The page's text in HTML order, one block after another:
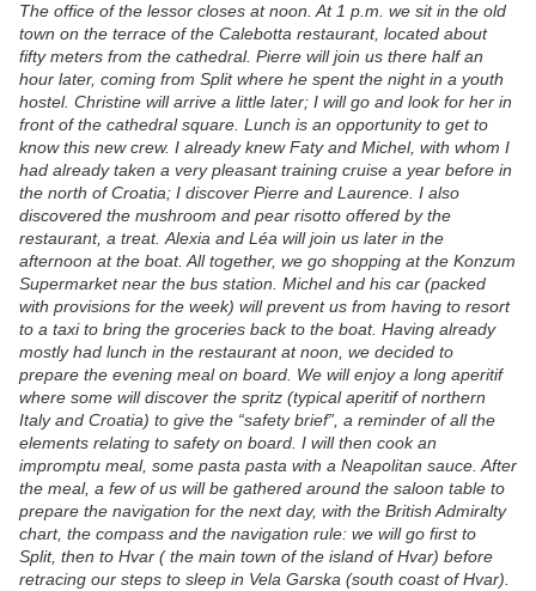
The office of the lessor closes at noon. At 1 p.m. we sit in the old
town on the terrace of the Calebotta restaurant, located about
fifty meters from the cathedral. Pierre will join us there half an
hour later, coming from Split where he spent the night in a youth
hostel. Christine will arrive a little later; I will go and look for her in
front of the cathedral square. Lunch is an opportunity to get to
know this new crew. I already knew Faty and Michel, with whom I
had already taken a very pleasant training cruise a year before in
the north of Croatia; I discover Pierre and Laurence. I also
discovered the mushroom and pear risotto offered by the
restaurant, a treat. Alexia and Léa will join us later in the
afternoon at the boat. All together, we go shopping at the Konzum
Supermarket near the bus station. Michel and his car (packed
with provisions for the week) will prevent us from having to resort
to a taxi to bring the groceries back to the boat. Having already
mostly had lunch in the restaurant at noon, we decided to
prepare the evening meal on board. We will enjoy a long aperitif
where some will discover the spritz (typical aperitif of northern
Italy and Croatia) to give the “safety brief”, a reminder of all the
elements relating to safety on board. I will then cook an
impromptu meal, some pasta pasta with a Neapolitan sauce. After
the meal, a few of us will be gathered around the saloon table to
prepare the navigation for the next day, with the British Admiralty
chart, the compass and the navigation rule: we will go first to
Split, then to Hvar ( the main town of the island of Hvar) before
retracing our steps to sleep in Vela Garska (south coast of Hvar).